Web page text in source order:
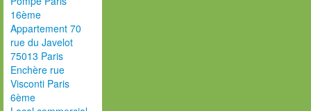
16ème
Appartement 70
rue du Javelot
75013 Paris
Enchère rue
Visconti Paris
6ème